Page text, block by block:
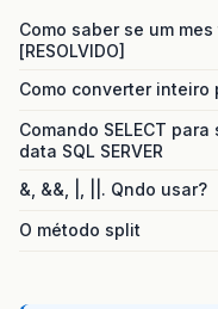
Como saber se um
[RESOLVIDO]
Como converter inteiro
Comando SELECT
data SQL SERVER
&, &&, |, ||. Qndo usar?
O método split